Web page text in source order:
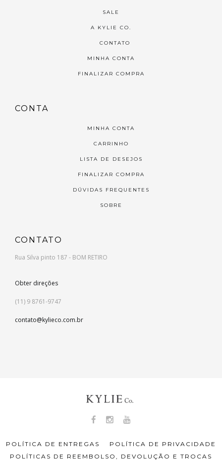
SALE
A KYLIE CO.
CONTATO
MINHA CONTA
FINALIZAR COMPRA
CONTA
MINHA CONTA
CARRINHO
LISTA DE DESEJOS
FINALIZAR COMPRA
DÚVIDAS FREQUENTES
SOBRE
CONTATO
Rua Silva pinto 187 - BOM RETIRO
Obter direções
(11) 9 8761-9747
contato@kylieco.com.br
POLÍTICA DE ENTREGAS
POLÍTICA DE PRIVACIDADE
POLÍTICAS DE REEMBOLSO, DEVOLUÇÃO E TROCAS